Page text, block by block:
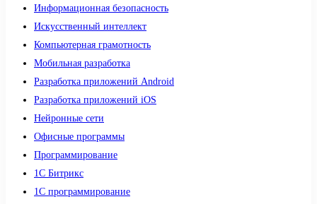
Информационная безопасность
Искусственный интеллект
Компьютерная грамотность
Мобильная разработка
Разработка приложений Android
Разработка приложений iOS
Нейронные сети
Офисные программы
Программирование
1С Битрикс
1С программирование